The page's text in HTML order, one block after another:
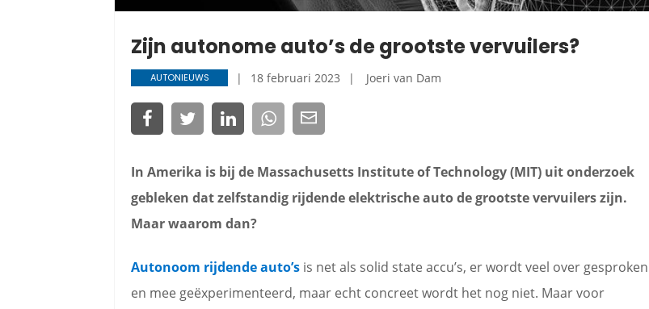
Zijn autonome auto’s de grootste vervuilers?
AUTONIEUWS 18 februari 2023 Joeri van Dam
In Amerika is bij de Massachusetts Institute of Technology (MIT) uit onderzoek
gebleken dat zelfstandig rijdende elektrische auto de grootste vervuilers zijn.
Maar waarom dan?
Autonoom rijdende auto’s is net als solid state accu’s, er wordt veel over gesproken
en mee geëxperimenteerd, maar echt concreet wordt het nog niet. Maar voor